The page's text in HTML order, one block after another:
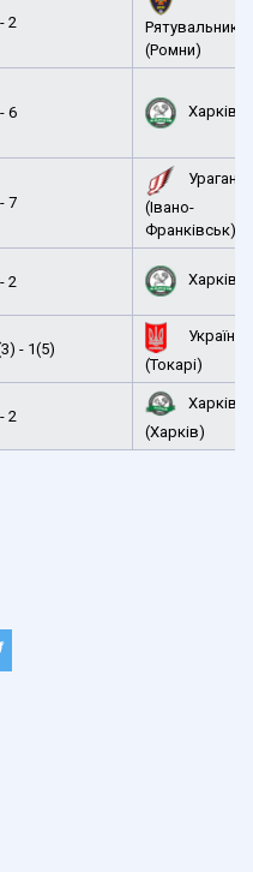
2
Рятувальник
(Ромни)
6 Харків
7
Ураган
(Івано-
Франківськ)
2
Харків
- 1(5)
Україна
(Токарі)
2
Харків-2
(Харків)